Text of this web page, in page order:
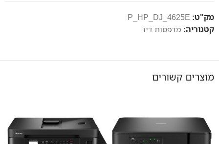
מק"ט: P_HP_DJ_4625E
קטגוריה: מדפסות דיו
מוצרים קשורים